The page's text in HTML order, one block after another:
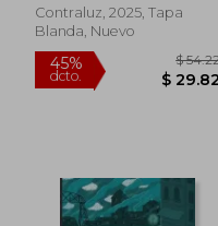
Contraluz, 2025, Tapa
Blanda, Nuevo